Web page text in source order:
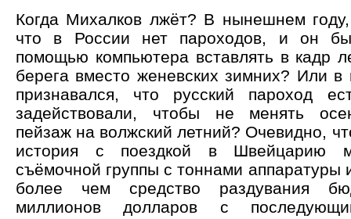
Когда Михалков лжёт? В нынешнем году,
что в России нет пароходов, и он
помощью компьютера вставлять в кадр
берега вместо женевских зимних? Или в
признавался, что русский пароход
задействовали, чтобы не менять
пейзаж на волжский летний? Очевидно,
история с поездкой в Швейцарию
съёмочной группы с тоннами аппаратуры
более чем средство раздувания
миллионов долларов с